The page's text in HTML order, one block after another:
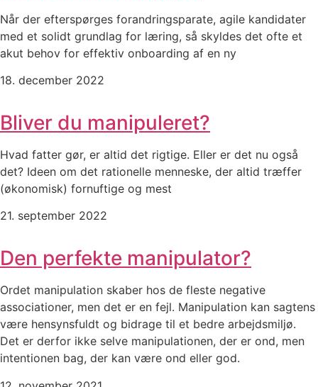
Når der efterspørges forandringsparate, agile kandidater
med et solidt grundlag for læring, så skyldes det ofte et
akut behov for effektiv onboarding af en ny
18. december 2022
Bliver du manipuleret?
Hvad fatter gør, er altid det rigtige. Eller er det nu også
det? Ideen om det rationelle menneske, der altid træffer
(økonomisk) fornuftige og mest
21. september 2022
Den perfekte manipulator?
Ordet manipulation skaber hos de fleste negative
associationer, men det er en fejl. Manipulation kan sagtens
være hensynsfuldt og bidrage til et bedre arbejdsmiljø.
Det er derfor ikke selve manipulationen, der er ond, men
intentionen bag, der kan være ond eller god.